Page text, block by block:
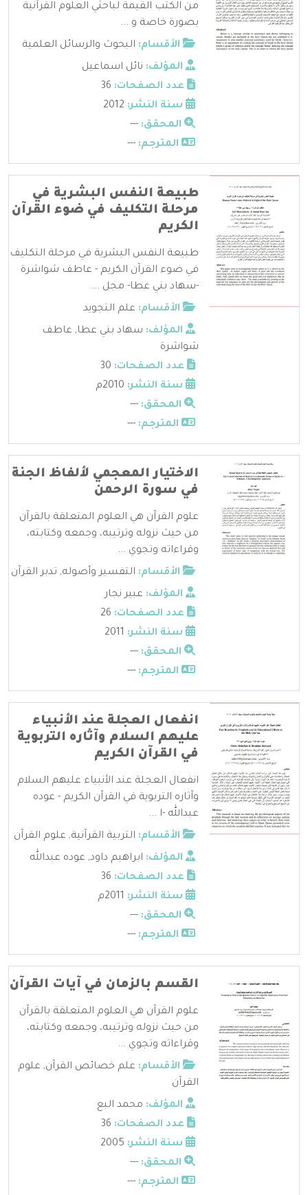
من الكتب القيمة لباحثي العلوم القرآنية
بصورة خاصة و ...
الأقسام: البحوث والرسائل العلمية
المؤلف: نائل اسماعيل
عدد الصفحات:
سنة النشر:
المحقق: ---
المترجم: ---
طبيعة النفس البشرية في
مرحلة التكليف في ضوء القرآن
الكريم
طبيعة النفس البشرية في مرحلة التكليف
في ضوء القرآن الكريم - عاطف شواشرة
-سهاد بني عطا- مجل ...
الأقسام: علم التجويد
المؤلف: سهاد بني عطا, عاطف
شواشرة
عدد الصفحات:
سنة النشر:
المحقق: ---
المترجم: ---
الاختيار المعجمي لألفاظ الجنة
في سورة الرحمن
علوم القرآن هي العلوم المتعلقة بالقرآن
من حيث نزوله وترتيبه، وجمعه وكتابته،
وقراءاته وتجوي ...
الأقسام: التفسير وأصوله, تدبر القرآن
المؤلف: عبير نجار
عدد الصفحات:
سنة النشر:
المحقق: ---
المترجم: ---
انفعال العجلة عند الأنبياء
عليهم السلام وآثاره التربوية
في القرآن الكريم
انفعال العجلة عند الأنبياء عليهم السلام
وآثاره التربوية في القرآن الكريم - عوده
عبدالله -ا ...
الأقسام: التربية القرآنية, علوم القرآن
المؤلف: ابراهيم داود, عوده عبدالله
عدد الصفحات:
سنة النشر:
المحقق: ---
المترجم: ---
القسم بالزمان في آيات القرآن
علوم القرآن هي العلوم المتعلقة بالقرآن
من حيث نزوله وترتيبه، وجمعه وكتابته،
وقراءاته وتجوي ...
الأقسام: علم خصائص القرآن, علوم
القرآن
المؤلف: محمد البع
عدد الصفحات:
سنة النشر:
المحقق: ---
المترجم: ---